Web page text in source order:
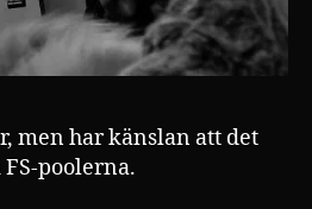
men har känslan att det
poolerna.